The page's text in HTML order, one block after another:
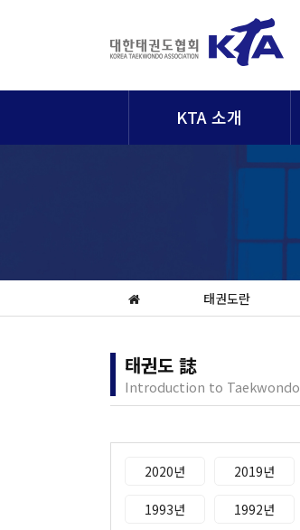
KTA 소개
태권도란
태권도 誌
Introduction to Taekwondo
2020년 2019년
1993년 1992년